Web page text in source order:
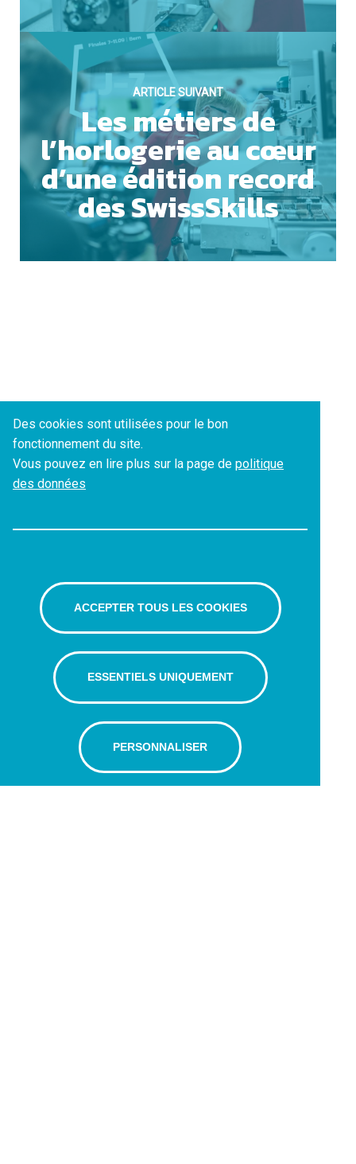
ARTICLE SUIVANT
Les métiers de
l’horlogerie au cœur
d’une édition record
des SwissSkills
Des cookies sont utilisées pour le bon
fonctionnement du site.
Vous pouvez en lire plus sur la page de politique
des données
ACCEPTER TOUS LES COOKIES
ESSENTIELS UNIQUEMENT
PERSONNALISER
ACCEPTER TOUS LES COOKIES
ESSENTIELS UNIQUEMENT